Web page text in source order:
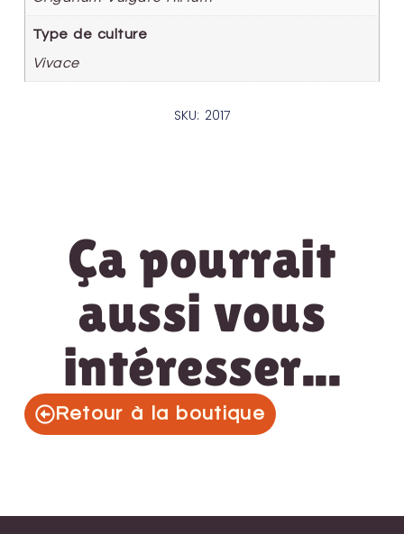
Type de culture
Vivace
SKU: 2017
Ça pourrait
aussi vous
intéresser...
Retour à la boutique